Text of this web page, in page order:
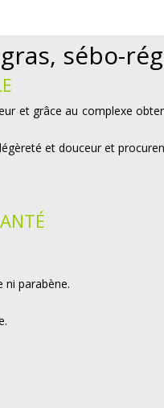
sébo-
et grâce au complexe
et douceur et
ni parabène.